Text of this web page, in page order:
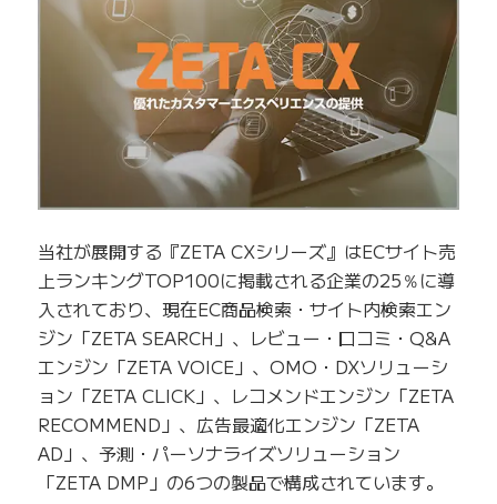
当社が展開する『ZETA CXシリーズ』はECサイト売
上ランキングTOP100に掲載される企業の25％に導
入されており、現在EC商品検索・サイト内検索エン
ジン「ZETA SEARCH」、レビュー・口コミ・Q&A
エンジン「ZETA VOICE」、OMO・DXソリューシ
ョン「ZETA CLICK」、レコメンドエンジン「ZETA
RECOMMEND」、広告最適化エンジン「ZETA
AD」、予測・パーソナライズソリューション
「ZETA DMP」の6つの製品で構成されています。